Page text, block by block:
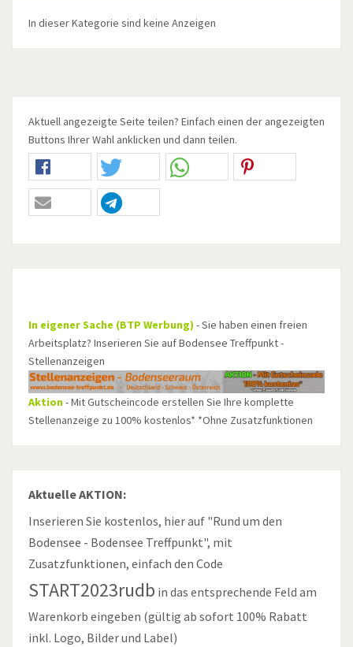
In dieser Kategorie sind keine Anzeigen
Aktuell angezeigte Seite teilen? Einfach einen der angezeigten
Buttons Ihrer Wahl anklicken und dann teilen.
In eigener Sache (BTP Werbung) - Sie haben einen freien
Arbeitsplatz? Inserieren Sie auf Bodensee Treffpunkt -
Stellenanzeigen
Aktion- Mit Gutscheincode erstellen Sie Ihre komplette
Stellenanzeige zu 100% kostenlos* *Ohne Zusatzfunktionen
Aktuelle AKTION:
Inserieren Sie kostenlos, hier auf "Rund um den
Bodensee - Bodensee Treffpunkt", mit
Zusatzfunktionen, einfach den Code
START2023rudb in das entsprechende Feld am
Warenkorb eingeben (gültig ab sofort 100% Rabatt
inkl. Logo, Bilder und Label)